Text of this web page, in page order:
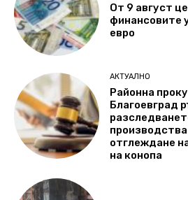
От 9 август
финансовите
евро
АКТУАЛНО
Районна
Благоевград
отглеждане
на конопа